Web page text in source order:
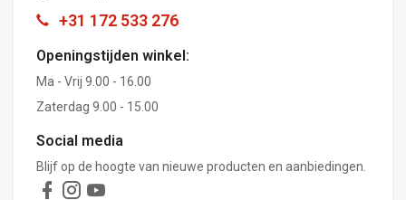
+31 172 533 276
Openingstijden winkel:
Ma - Vrij 9.00 - 16.00
Zaterdag 9.00 - 15.00
Social media
Blijf op de hoogte van nieuwe producten en aanbiedingen.